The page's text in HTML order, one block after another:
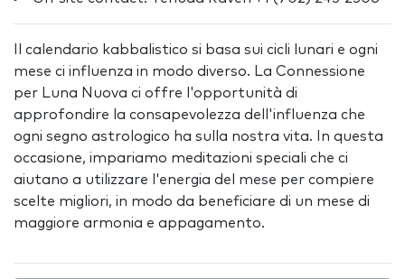
Il calendario kabbalistico si basa sui cicli lunari e ogni
mese ci influenza in modo diverso. La Connessione
per Luna Nuova ci offre l'opportunità di
approfondire la consapevolezza dell'influenza che
ogni segno astrologico ha sulla nostra vita. In questa
occasione, impariamo meditazioni speciali che ci
aiutano a utilizzare l'energia del mese per compiere
scelte migliori, in modo da beneficiare di un mese di
maggiore armonia e appagamento.